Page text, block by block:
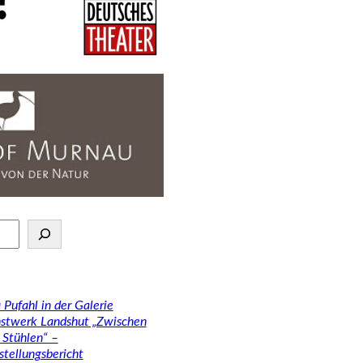
Pufahl in der Galerie
Landshut „Zwischen
–